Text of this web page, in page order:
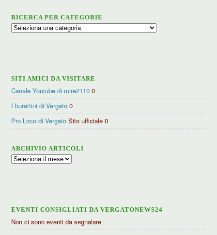
RICERCA PER CATEGORIE
Ricerca
SITI AMICI DA VISITARE
Canale Youtube di mire2110 0
I burattini di Vergato 0
Pro Loco di Vergato Sito ufficiale 0
ARCHIVIO ARTICOLI
Archivio
EVENTI CONSIGLIATI DA VERGATONEWS24
Non ci sono eventi da segnalare